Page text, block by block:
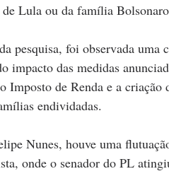
Lula ou da família
pesquisa, foi observada uma
impacto das medidas
Imposto de Renda e a criação
endividadas.
Nunes, houve uma
onde o senador do PL